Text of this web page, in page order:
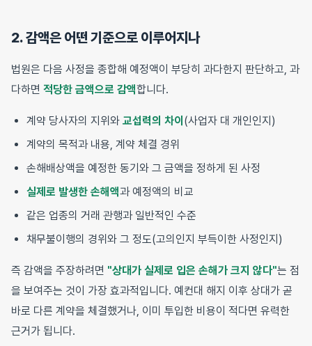
2. 감액은 어떤 기준으로 이루어지나
법원은 다음 사정을 종합해 예정액이 부당히 과다한지 판단하고, 과
다하면 적당한 금액으로 감액합니다.
계약 당사자의 지위와 교섭력의 차이 (사업자 대 개인인지)
계약의 목적과 내용, 계약 체결 경위
손해배상액을 예정한 동기와 그 금액을 정하게 된 사정
실제로 발생한 손해액과 예정액의 비교
같은 업종의 거래 관행과 일반적인 수준
채무불이행의 경위와 그 정도(고의인지 부득이한 사정인지)
즉 감액을 주장하려면 "상대가 실제로 입은 손해가 크지 않다"는 점
을 보여주는 것이 가장 효과적입니다. 예컨대 해지 이후 상대가 곧
바로 다른 계약을 체결했거나, 이미 투입한 비용이 적다면 유력한
근거가 됩니다.